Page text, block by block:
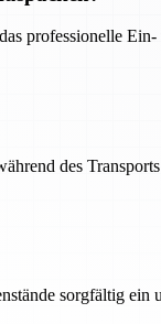
professionelle
des
sorgfältig